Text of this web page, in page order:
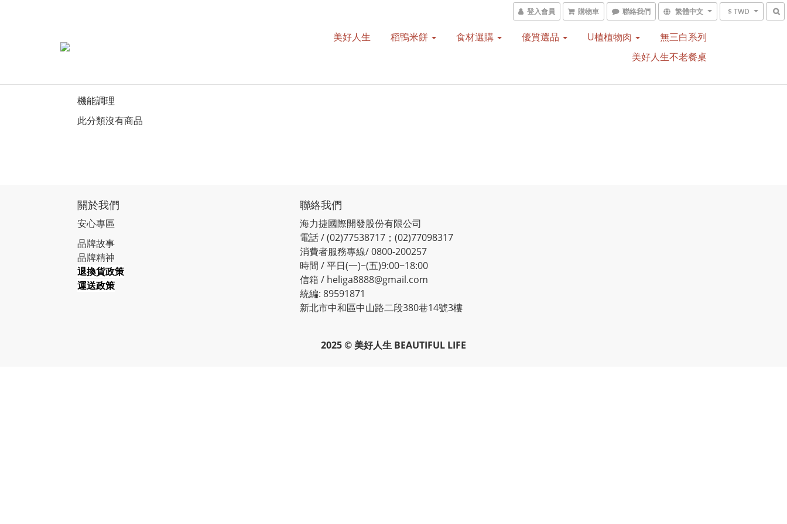
登入會員 購物車 聯絡我們 繁體中文 $ TWD
美好人生 稻鴨米餅 食材選購 優質選品 U植植物肉
無三白系列
美好人生不老餐桌
機能調理
此分類沒有商品
關於我們
安心專區
品牌故事
品牌精神
退換貨政策
運送政策
聯絡我們
海力捷國際開發股份有限公司
電話 / (02)77538717；(02)77098317
消費者服務專線/ 0800-200257
時間 / 平日(一)~(五)9:00~18:00
信箱 / heliga8888@gmail.com
統編: 89591871
新北市中和區中山路二段380巷14號3樓
2025 © 美好人生 BEAUTIFUL LIFE